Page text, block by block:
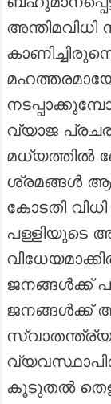
അന്തിമവിധി
വ്യാജ
മധ്യത്തിൽ
ശ്രമങ്ങൾ
കോടതി
പള്ളിയുടെ
ജനങ്ങൾക്ക്‌
ജനങ്ങൾക്ക്‌
കൂടുതൽ